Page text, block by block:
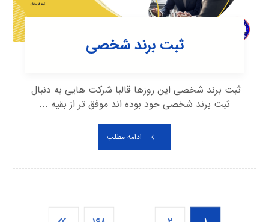
ثبت برند شخصی
ثبت برند شخصی این روزها قالبا شرکت هایی به دنبال
ثبت برند شخصی خود بوده اند موفق تر از بقیه ...
ادامه مطلب